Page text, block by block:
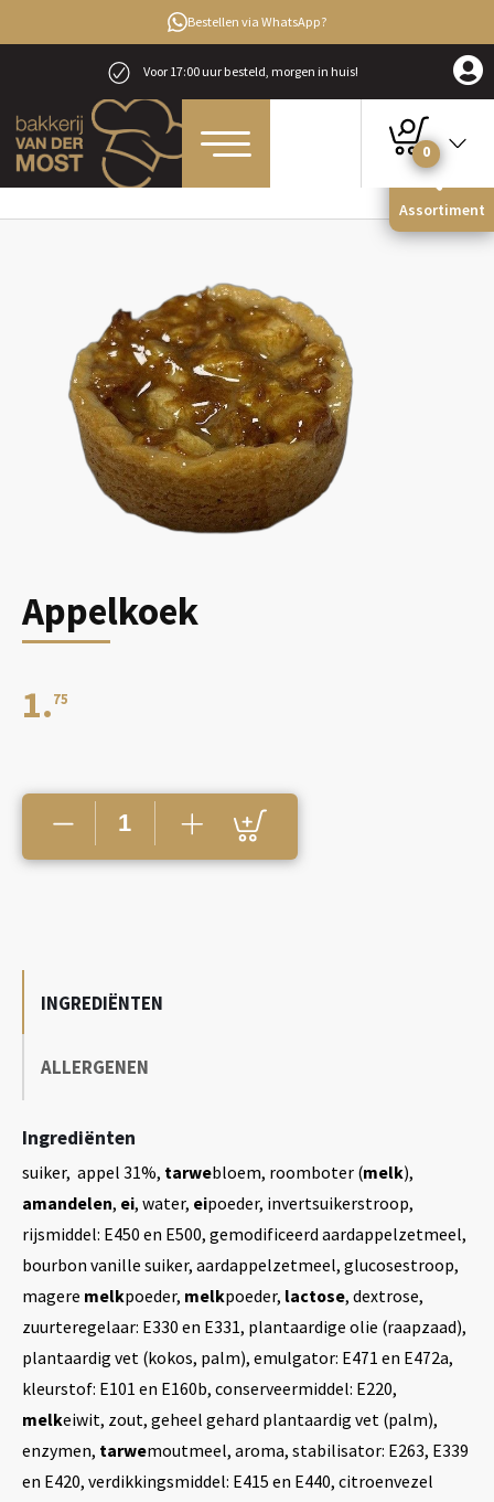
Bestellen via WhatsApp?
Voor 17:00 uur besteld, morgen in huis!
0
Assortiment
Home Gebak & Koeken Koeken
Appelkoek
1. 75
INGREDIËNTEN
ALLERGENEN
Ingrediënten
suiker, appel 31%, tarwebloem, roomboter (melk),
amandelen, ei, water, eipoeder, invertsuikerstroop,
rijsmiddel: E450 en E500, gemodificeerd aardappelzetmeel,
bourbon vanille suiker, aardappelzetmeel, glucosestroop,
magere melkpoeder, melkpoeder, lactose, dextrose,
zuurteregelaar: E330 en E331, plantaardige olie (raapzaad),
plantaardig vet (kokos, palm), emulgator: E471 en E472a,
kleurstof: E101 en E160b, conserveermiddel: E220,
melkeiwit, zout, geheel gehard plantaardig vet (palm),
enzymen, tarwemoutmeel, aroma, stabilisator: E263, E339
en E420, verdikkingsmiddel: E415 en E440, citroenvezel